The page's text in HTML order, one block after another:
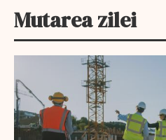
Mutarea zilei